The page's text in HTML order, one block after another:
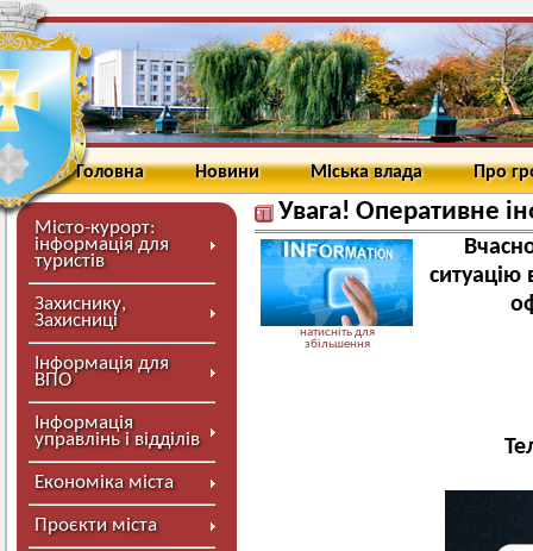
Головна Новини Міська влада Про
Місто-курорт:
інформація для
туристів
Захиснику,
Захисниці
Інформація для
ВПО
Інформація
управлінь і відділів
Економіка міста
Проєкти міста
Увага! Оперативне
натисніть для
збільшення
ситуацію